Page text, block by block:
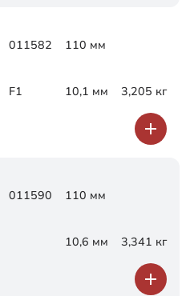
011582 110 мм
F1 10,1 мм 3,205 кг
011590 110 мм
10,6 мм 3,341 кг